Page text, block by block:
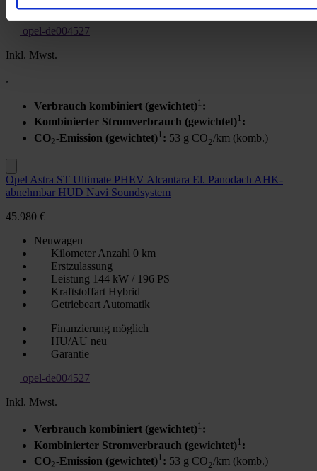
Garantie
opel-de004527
Inkl. Mwst.
Verbrauch kombiniert (gewichtet)1 :
Kombinierter Stromverbrauch (gewichtet)1 :
CO2-Emission (gewichtet)1 : 53 g CO2/km (komb.)
Opel Astra ST Ultimate PHEV Alcantara El. Panodach AHK-
abnehmbar HUD Navi Soundsystem
45.980 €
Neuwagen
Kilometer Anzahl 0 km
Erstzulassung
Leistung 144 kW / 196 PS
Kraftstoffart Hybrid
Getriebeart Automatik
Finanzierung möglich
HU/AU neu
Garantie
opel-de004527
Inkl. Mwst.
Verbrauch kombiniert (gewichtet)1 :
Kombinierter Stromverbrauch (gewichtet)1 :
CO2-Emission (gewichtet)1 : 53 g CO2/km (komb.)